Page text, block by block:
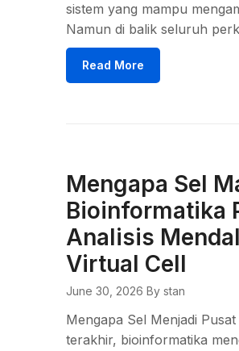
sistem yang mampu
Namun di balik seluruh
Read More
Mengapa Sel
Bioinformatika
Analisis
Virtual Cell
June 30, 2026 By stan
Mengapa Sel Menjadi
terakhir, bioinformatika